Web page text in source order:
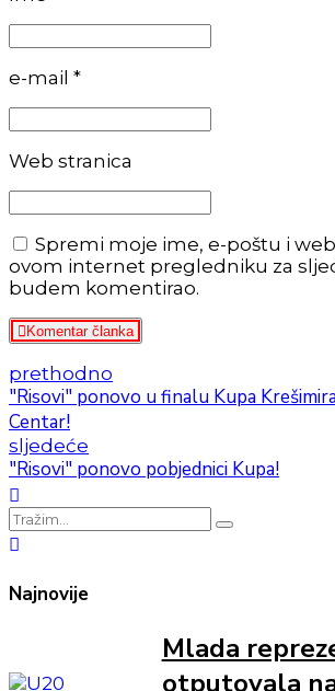
e-mail *
Web stranica
Spremi moje ime, e-poštu i
ovom internet pregledniku za
budem komentirao.
Komentar članka
prethodno
"Risovi" ponovo u finalu Kupa
Centar!
sljedeće
"Risovi" ponovo pobjednici Kupa!
Najnovije
Mlada
otputovala